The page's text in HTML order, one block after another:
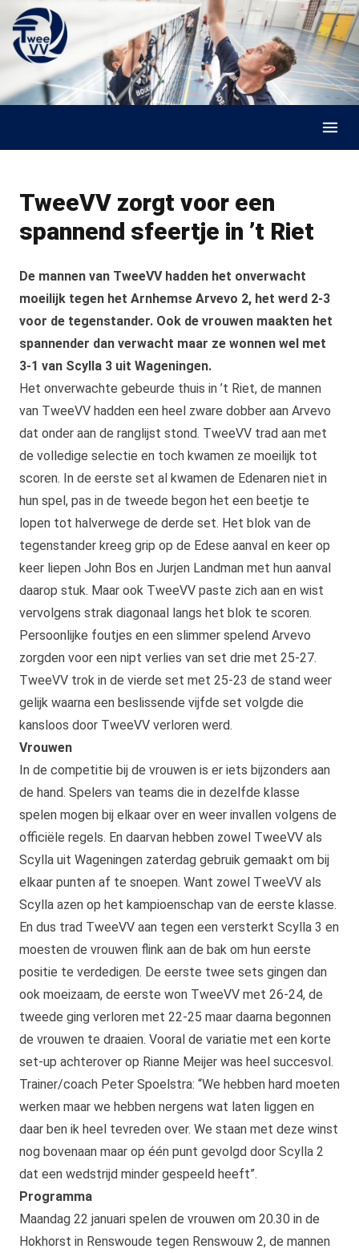
Skip to content
TweeVV zorgt voor een
spannend sfeertje in ’t Riet
De mannen van TweeVV hadden het onverwacht
moeilijk tegen het Arnhemse Arvevo 2, het werd 2‑3
voor de tegenstander. Ook de vrouwen maakten het
spannender dan verwacht maar ze wonnen wel met
3-1 van Scylla 3 uit Wageningen.
Het onverwachte gebeurde thuis in ’t Riet, de mannen
van TweeVV hadden een heel zware dobber aan Arvevo
dat onder aan de ranglijst stond. TweeVV trad aan met
de volledige selectie en toch kwamen ze moeilijk tot
scoren. In de eerste set al kwamen de Edenaren niet in
hun spel, pas in de tweede begon het een beetje te
lopen tot halverwege de derde set. Het blok van de
tegenstander kreeg grip op de Edese aanval en keer op
keer liepen John Bos en Jurjen Landman met hun aanval
daarop stuk. Maar ook TweeVV paste zich aan en wist
vervolgens strak diagonaal langs het blok te scoren.
Persoonlijke foutjes en een slimmer spelend Arvevo
zorgden voor een nipt verlies van set drie met 25-27.
TweeVV trok in de vierde set met 25-23 de stand weer
gelijk waarna een beslissende vijfde set volgde die
kansloos door TweeVV verloren werd.
Vrouwen
In de competitie bij de vrouwen is er iets bijzonders aan
de hand. Spelers van teams die in dezelfde klasse
spelen mogen bij elkaar over en weer invallen volgens de
officiële regels. En daarvan hebben zowel TweeVV als
Scylla uit Wageningen zaterdag gebruik gemaakt om bij
elkaar punten af te snoepen. Want zowel TweeVV als
Scylla azen op het kampioenschap van de eerste klasse.
En dus trad TweeVV aan tegen een versterkt Scylla 3 en
moesten de vrouwen flink aan de bak om hun eerste
positie te verdedigen. De eerste twee sets gingen dan
ook moeizaam, de eerste won TweeVV met 26-24, de
tweede ging verloren met 22-25 maar daarna begonnen
de vrouwen te draaien. Vooral de variatie met een korte
set-up achterover op Rianne Meijer was heel succesvol.
Trainer/coach Peter Spoelstra: “We hebben hard moeten
werken maar we hebben nergens wat laten liggen en
daar ben ik heel tevreden over. We staan met deze winst
nog bovenaan maar op één punt gevolgd door Scylla 2
dat een wedstrijd minder gespeeld heeft”.
Programma
Maandag 22 januari spelen de vrouwen om 20.30 in de
Hokhorst in Renswoude tegen Renswouw 2, de mannen